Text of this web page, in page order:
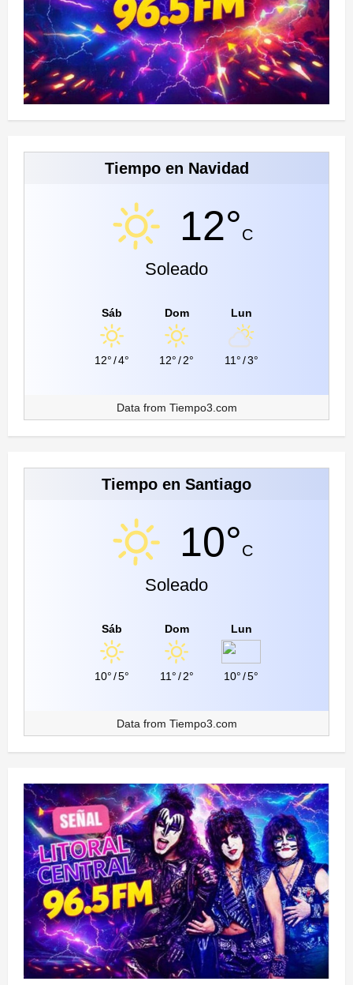
Tiempo en Navidad
12°C
Soleado
Sáb
12°/4°
Dom
12°/2°
Lun
11°/3°
Data from Tiempo3.com
Tiempo en Santiago
10°C
Soleado
Sáb
10°/5°
Dom
11°/ 2°
Lun
10°/5°
Data from Tiempo3.com